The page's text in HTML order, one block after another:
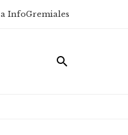
InfoGremiales